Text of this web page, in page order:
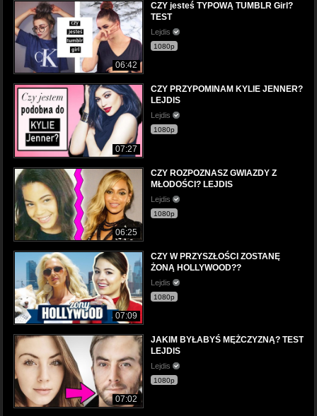
06:42
CZY jesteś TYPOWĄ TUMBLR Girl?
TEST
Lejdis
1080p
07:27
CZY PRZYPOMINAM KYLIE JENNER?
LEJDIS
Lejdis
1080p
06:25
CZY ROZPOZNASZ GWIAZDY Z
MŁODOŚCI? LEJDIS
Lejdis
1080p
07:09
CZY W PRZYSZŁOŚCI ZOSTANĘ
ŻONĄ HOLLYWOOD??
Lejdis
1080p
07:02
JAKIM BYŁABYŚ MĘŻCZYZNĄ? TEST
LEJDIS
Lejdis
1080p